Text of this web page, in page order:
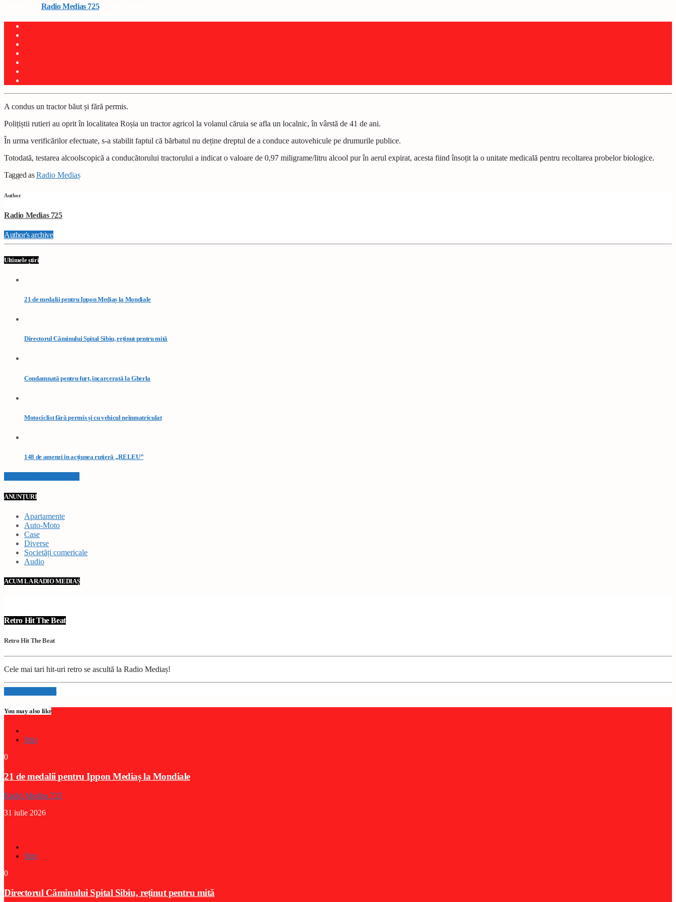
Radio Medias 725on 6 octombrie 2025
A condus un tractor băut și fără permis.
Polițiștii rutieri au oprit în localitatea Roșia un tractor agricol la volanul căruia se afla un localnic, în vârstă de 41 de ani.
În urma verificărilor efectuate, s-a stabilit faptul că bărbatul nu deține dreptul de a conduce autovehicule pe drumurile publice.
Totodată, testarea alcoolscopică a conducătorului tractorului a indicat o valoare de 0,97 miligrame/litru alcool pur în aerul expirat, acesta fiind însoțit la o unitate medicală pentru recoltarea probelor biologice.
Tagged asRadio Mediaș
Author
Radio Medias 725
Author's archive
Ultimele știri
21 de medalii pentru Ippon Mediaș la Mondiale
Directorul Căminului Spital Sibiu, reținut pentru mită
Condamnată pentru furt, încarcerată la Gherla
Motociclist fără permis și cu vehicul neînmatriculat
148 de amenzi în acțiunea rutieră „RELEU”
ANUNȚURI
Apartamente
Auto-Moto
Case
Diverse
Societăți comericale
Audio
ACUM LA RADIO MEDIAȘ
Retro Hit The Beat
Retro Hit The Beat
Cele mai tari hit-uri retro se ascultă la Radio Mediaș!
Info and episodes
You may also like
Stiri
0
21 de medalii pentru Ippon Mediaș la Mondiale
Radio Medias 725
31 iulie 2026
Stiri
0
Directorul Căminului Spital Sibiu, reținut pentru mită